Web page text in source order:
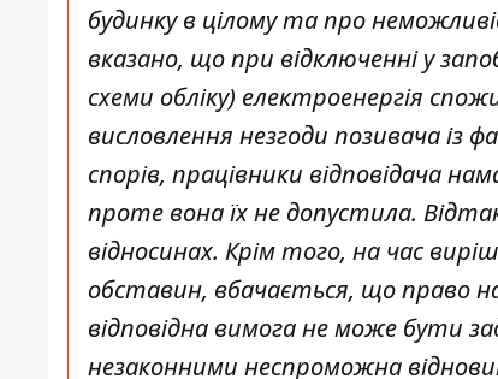
будинку в цілому та про
вказано, що при відключенні у
схеми обліку) електроенергія
висловлення незгоди позивача із
спорів, працівники відповідача
проте вона їх не допустила.
відносинах. Крім того, на час
обставин, вбачається, що право
відповідна вимога не може бути
незаконними неспроможна